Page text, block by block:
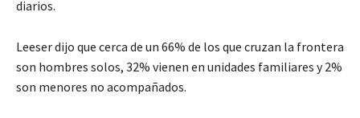
diarios.
Leeser dijo que cerca de un 66% de los que cruzan la frontera
son hombres solos, 32% vienen en unidades familiares y 2%
son menores no acompañados.